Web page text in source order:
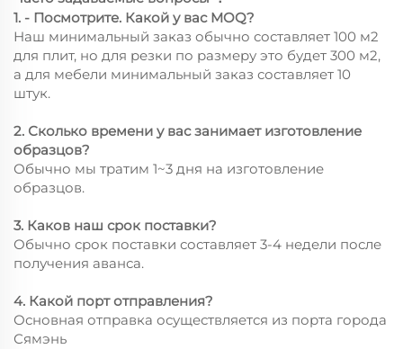
1. - Посмотрите. Какой у вас MOQ?
Наш минимальный заказ обычно составляет 100 м2
для плит, но для резки по размеру это будет 300 м2,
а для мебели минимальный заказ составляет 10
штук.
2. Сколько времени у вас занимает изготовление
образцов?
Обычно мы тратим 1~3 дня на изготовление
образцов.
3. Каков наш срок поставки?
Обычно срок поставки составляет 3-4 недели после
получения аванса.
4. Какой порт отправления?
Основная отправка осуществляется из порта города
Сямэнь